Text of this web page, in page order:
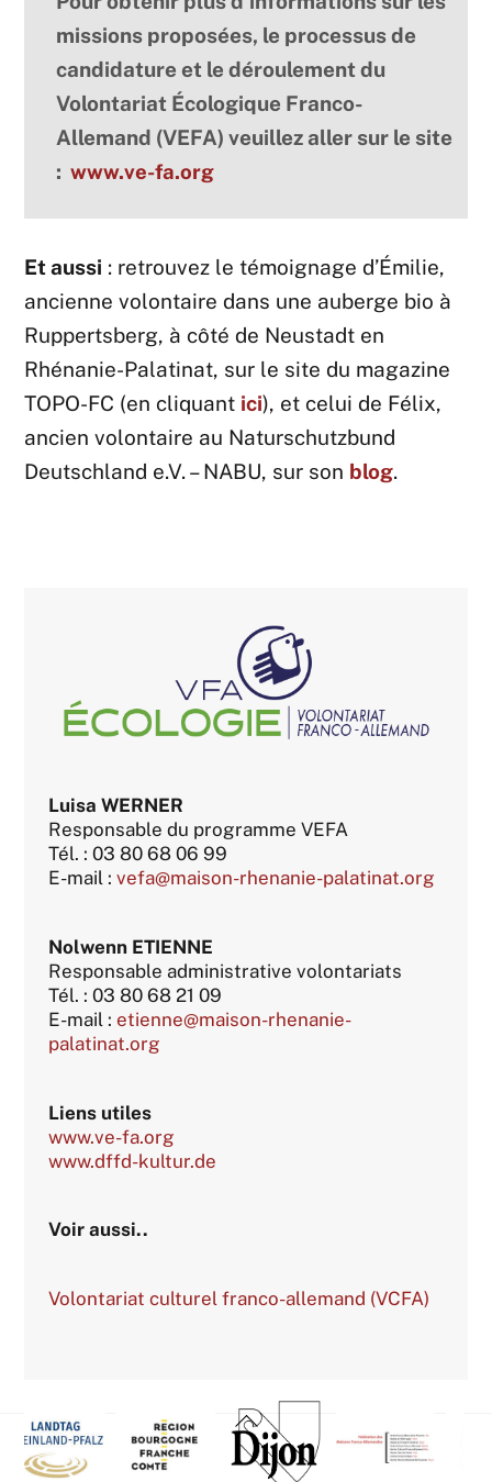
missions proposées, le processus de
candidature et le déroulement du
Volontariat Écologique Franco-
Allemand (VEFA) veuillez aller sur le site
:www.ve-fa.org
Et aussi : retrouvez le témoignage d’Émilie,
ancienne volontaire dans une auberge bio à
Ruppertsberg, à côté de Neustadt en
Rhénanie-Palatinat, sur le site du magazine
TOPO-FC (en cliquant ici), et celui de Félix,
ancien volontaire au Naturschutzbund
Deutschland e.V. – NABU, sur son blog.
Luisa WERNER
Responsable du programme VEFA
Tél. : 03 80 68 06 99
E-mail :vefa@maison-rhenanie-palatinat.org
Nolwenn ETIENNE
Responsable administrative volontariats
Tél. : 03 80 68 21 09
E-mail : etienne@maison-rhenanie-
palatinat.org
Liens utiles
www.ve-fa.org
www.dffd-kultur.de
Voir aussi..
Volontariat culturel franco-allemand (VCFA)
Back
To
Top